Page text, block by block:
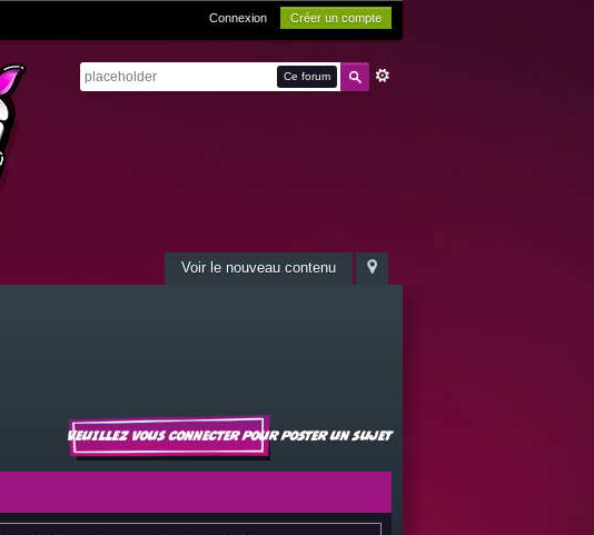
Connexion Créer un compte
Ce forum
Voir le nouveau contenu
Veuillez vous connecter pour poster un sujet